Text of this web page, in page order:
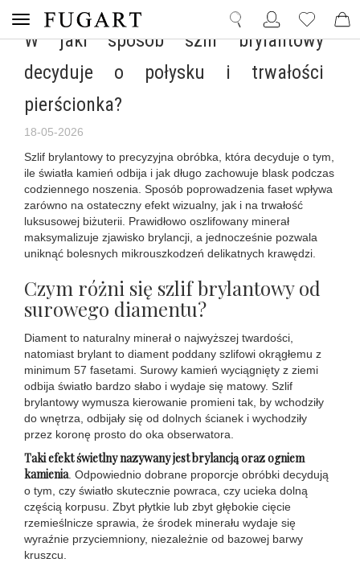
W jaki sposób szlif brylantowy
decyduje o połysku i trwałości
pierścionka?
18-05-2026
Szlif brylantowy to precyzyjna obróbka, która decyduje o tym,
ile światła kamień odbija i jak długo zachowuje blask podczas
codziennego noszenia. Sposób poprowadzenia faset wpływa
zarówno na ostateczny efekt wizualny, jak i na trwałość
luksusowej biżuterii. Prawidłowo oszlifowany minerał
maksymalizuje zjawisko brylancji, a jednocześnie pozwala
uniknąć bolesnych mikrouszkodzeń delikatnych krawędzi.
Czym różni się szlif brylantowy od
surowego diamentu?
Diament to naturalny minerał o najwyższej twardości,
natomiast brylant to diament poddany szlifowi okrągłemu z
minimum 57 fasetami. Surowy kamień wyciągnięty z ziemi
odbija światło bardzo słabo i wydaje się matowy. Szlif
brylantowy wymusza kierowanie promieni tak, by wchodziły
do wnętrza, odbijały się od dolnych ścianek i wychodziły
przez koronę prosto do oka obserwatora.
Taki efekt świetlny nazywany jest brylancją oraz ogniem
kamienia. Odpowiednio dobrane proporcje obróbki decydują
o tym, czy światło skutecznie powraca, czy ucieka dolną
częścią korpusu. Zbyt płytkie lub zbyt głębokie cięcie
rzemieślnicze sprawia, że środek minerału wydaje się
wyraźnie przyciemniony, niezależnie od bazowej barwy
kruszcu.